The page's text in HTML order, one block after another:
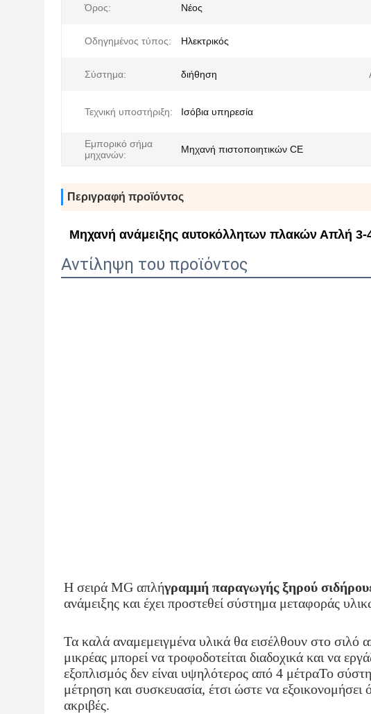
Όρος: Νέος
Οδηγημένος τύπος: Ηλεκτρικός
Σύστημα: διήθηση
Τεχνική υποστήριξη: Ισόβια υπηρεσία
Εμπορικό σήμα
μηχανών:
Μηχανή πιστοποιητικών CE
Περιγραφή προϊόντος
Μηχανή ανάμειξης αυτοκόλλητων πλακών Απλή
Αντίληψη του προϊόντος
Η σειρά MG απλήγραμμή παραγωγής ξηρού σιδήρου
ανάμειξης και έχει προστεθεί σύστημα μεταφοράς
Τα καλά αναμεμειγμένα υλικά θα εισέλθουν στο
μικρέας μπορεί να τροφοδοτείται διαδοχικά και να
εξοπλισμός δεν είναι υψηλότερος από 4 μέτραΤο
μέτρηση και συσκευασία, έτσι ώστε να εξοικονομήσει
ακριβές.